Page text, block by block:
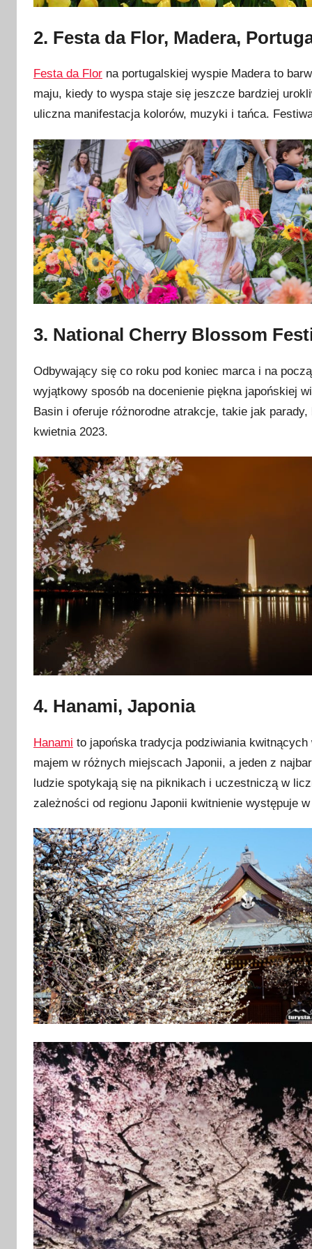
2. Festa da Flor, Madera,
Festa da Flor na portugalskiej wyspie Madera to
maju, kiedy to wyspa staje się jeszcze bardziej
uliczna manifestacja kolorów, muzyki i tańca.
3. National Cherry Blossom
Odbywający się co roku pod koniec marca i na
wyjątkowy sposób na docenienie piękna japońskiej
Basin i oferuje różnorodne atrakcje, takie jak
kwietnia 2023.
4. Hanami, Japonia
Hanami to japońska tradycja podziwiania
majem w różnych miejscach Japonii, a jeden z
ludzie spotykają się na piknikach i uczestniczą w
zależności od regionu Japonii kwitnienie występuje